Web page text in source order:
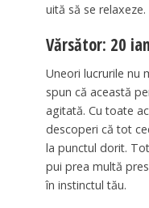
uită să se relaxeze.
Vărsător: 20
Uneori lucrurile nu
spun că această
agitată. Cu toate
descoperi că tot
la punctul dorit.
pui prea multă
în instinctul tău.